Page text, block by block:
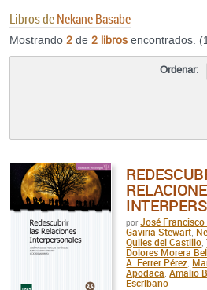
Libros deNekane Basabe
Mostrando 2 de 2 libros encontrados.
Ordenar:
por José
Gaviria Stewart
Quiles del Castillo ,
Dolores Morera
A. Ferrer Pérez
Apodaca Amalio
Escribano